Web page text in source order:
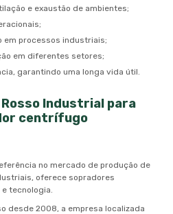
e exaustão de ambientes;
em processos industriais;
em diferentes setores;
garantindo uma longa vida útil.
Industrial para
centrífugo
no mercado de produção de
oferece sopradores
tecnologia.
desde 2008, a empresa localizada